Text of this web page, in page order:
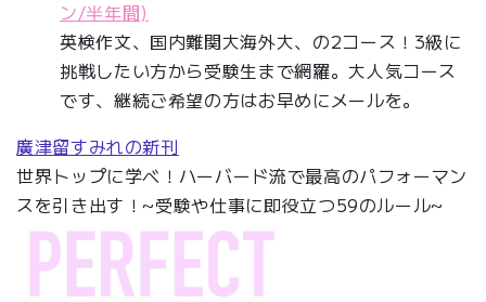
ン/半年間)
英検作文、国内難関大海外大、の2コース！3級に
挑戦したい方から受験生まで網羅。大人気コース
です、継続ご希望の方はお早めにメールを。
廣津留すみれの新刊
世界トップに学べ！ハーバード流で最高のパフォーマン
スを引き出す！~受験や仕事に即役立つ59のルール~